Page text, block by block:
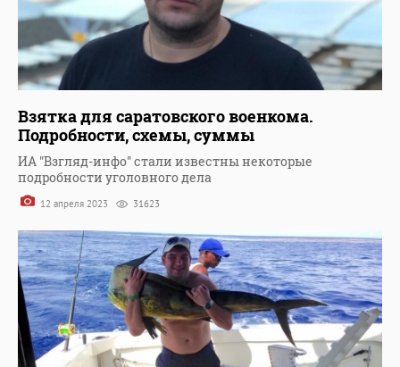
Взятка для саратовского военкома.
Подробности, схемы, суммы
ИА "Взгляд-инфо" стали известны некоторые
подробности уголовного дела
12 апреля 2023 31623